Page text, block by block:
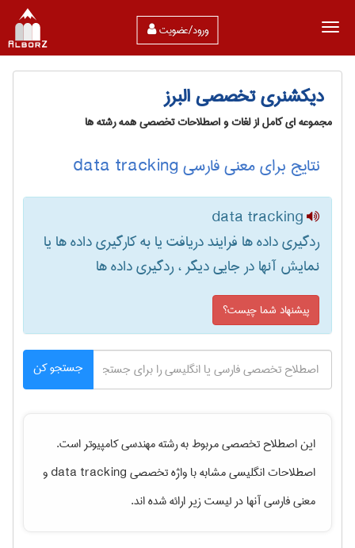
ورود/عضویت
دیکشنری تخصصی البرز
مجموعه ای کامل از لغات و اصطلاحات تخصصی همه رشته ها
نتایج برای معنی فارسی data tracking
data tracking
ردگیری داده ها فرایند دریافت یا به کارگیری داده ها یا
نمایش آنها در جایی دیگر ، ردگیری داده ‌ها
پیشنهاد شما چیست؟
جستجو کن
این اصطلاح تخصصی مربوط به رشتهمهندسی كامپيوتراست.
اصطلاحات انگلیسی مشابه با واژه تخصصیdata trackingو
معنی فارسی آنها در لیست زیر ارائه شده اند.